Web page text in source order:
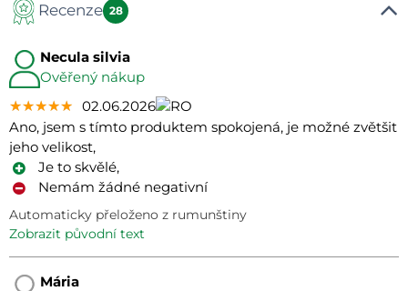
Návod na montáž a používání
Recenze 28
Necula silvia
Ověřený nákup
★★★★★
★★★★★
★★★★★ 02.06.2026
Ano, jsem s tímto produktem spokojená, je možné zvětšit
jeho velikost,
Je to skvělé,
Nemám žádné negativní
Automaticky přeloženo z rumunštiny
zobrazit původní text
Mária